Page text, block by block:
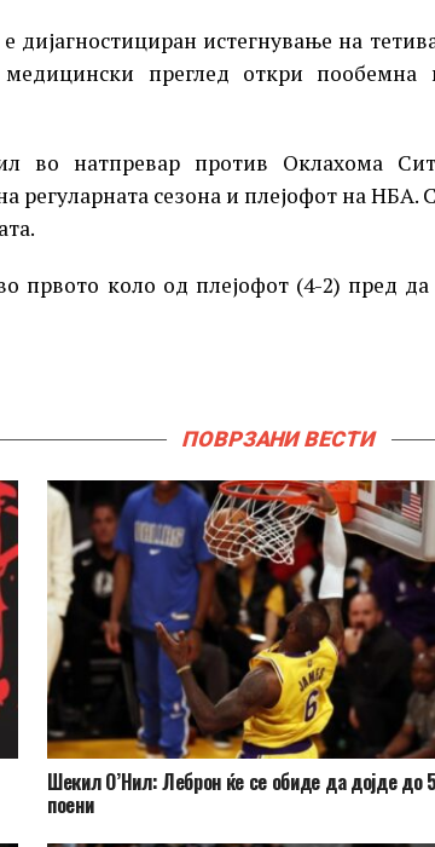
истегнување на
преглед откри пообемна
во натпревар против Оклахома
регуларната сезона и плејофот на НБА.
првото коло од плејофот (4-2) пред да
ПОВРЗАНИ ВЕСТИ
Шекил О’Нил: Леброн ќе се обиде да дојде до
поени